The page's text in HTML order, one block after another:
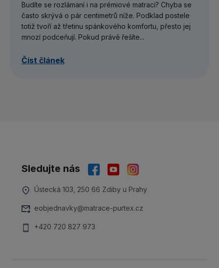
Budíte se rozlámaní i na prémiové matraci? Chyba se
často skrývá o pár centimetrů níže. Podklad postele
totiž tvoří až třetinu spánkového komfortu, přesto jej
mnozí podceňují. Pokud právě řešíte...
Číst článek
Sledujte nás
Ústecká 103, 250 66 Zdiby u Prahy
eobjednavky@matrace-purtex.cz
+420 720 827 973